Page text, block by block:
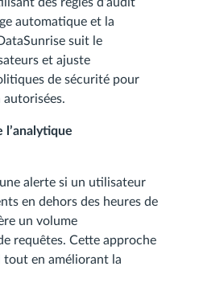
automatique et la
suit le
et ajuste
de sécurité pour
l’analytique
alerte si un utilisateur
en dehors des heures de
un volume
requêtes. Cette approche
tout en améliorant la